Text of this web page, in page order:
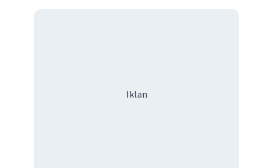
Iklan